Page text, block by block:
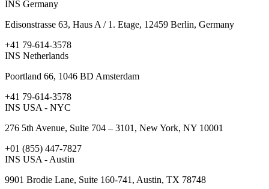
INS Germany
Edisonstrasse 63, Haus A / 1. Etage, 12459 Berlin, Germany ​
+41 79-614-3578
INS Netherlands
Poortland 66, 1046 BD Amsterdam
+41 79-614-3578
INS USA - NYC
276 5th Avenue, Suite 704 – 3101, New York, NY 10001 ​
+01 (855) 447-7827
INS USA - Austin
9901 Brodie Lane, Suite 160-741, Austin, TX 78748 ​